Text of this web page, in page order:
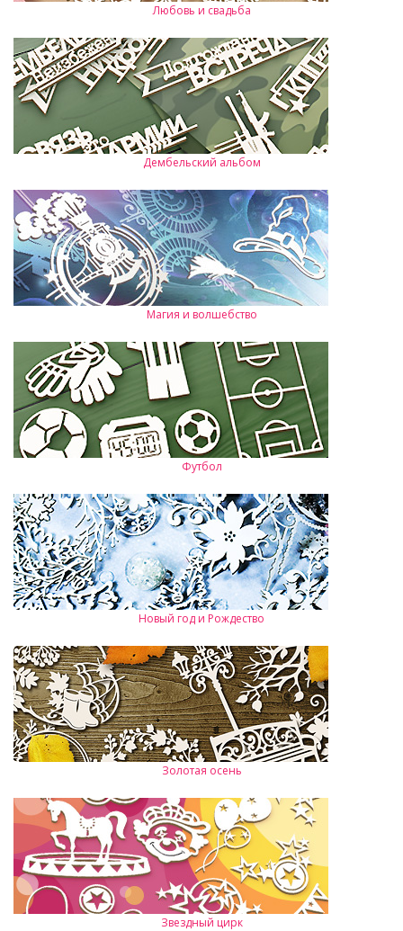
Любовь и свадьба
Дембельский альбом
Магия и волшебство
Футбол
Новый год и Рождество
Золотая осень
Звездный цирк